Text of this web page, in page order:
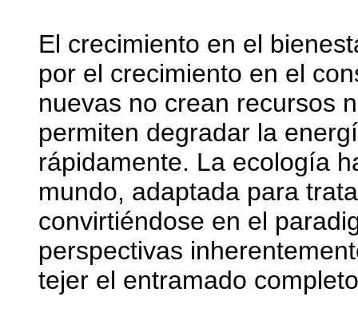
El crecimiento en el
por el crecimiento en el
nuevas no crean recursos
permiten degradar la
rápidamente. La ecología
mundo, adaptada para
convirtiéndose en el
perspectivas
tejer el entramado